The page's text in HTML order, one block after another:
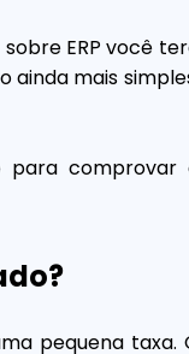
ERP você
ainda mais
para comprovar
pequena taxa.